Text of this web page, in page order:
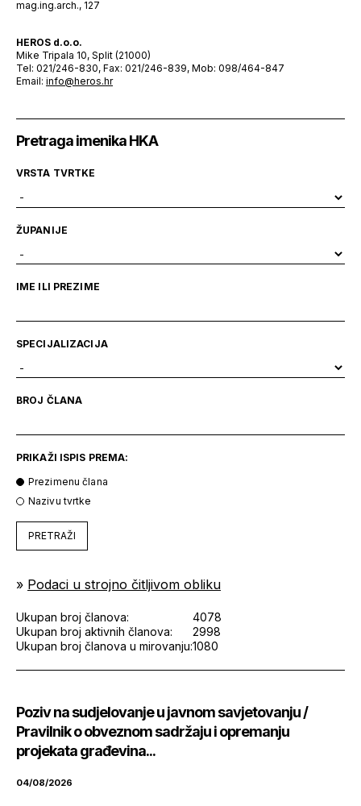
mag.ing.arch., 127
HEROS d.o.o.
Mike Tripala 10, Split (21000)
Tel: 021/246-830, Fax: 021/246-839, Mob: 098/464-847
Email: info@heros.hr
Pretraga imenika HKA
VRSTA TVRTKE
ŽUPANIJE
IME ILI PREZIME
SPECIJALIZACIJA
BROJ ČLANA
PRIKAŽI ISPIS PREMA:
Prezimenu člana
Nazivu tvrtke
PRETRAŽI
» Podaci u strojno čitljivom obliku
Ukupan broj članova:
4078
Ukupan broj aktivnih članova:
2998
Ukupan broj članova u mirovanju:1080
Poziv na sudjelovanje u javnom savjetovanju /
Pravilnik o obveznom sadržaju i opremanju
projekata građevina...
04/08/2026